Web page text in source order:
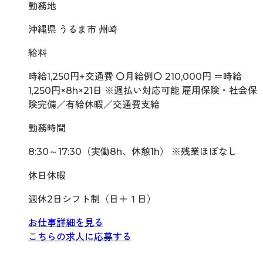
勤務地
沖縄県 うるま市 州崎
給料
時給1,250円+交通費 〇月給例〇 210,000円 ＝時給
1,250円×8h×21日 ※週払い対応可能 雇用保険・社会保
険完備／有給休暇／交通費支給
勤務時間
8:30～17:30（実働8h、休憩1h） ※残業ほぼなし
休日休暇
週休2日シフト制（日＋１日）
お仕事詳細を見る
こちらの求人に応募する